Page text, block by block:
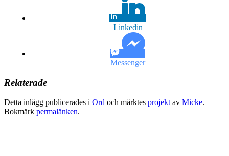
Linkedin
Messenger
Relaterade
Detta inlägg publicerades i Ord och märktes projekt av Micke.
Bokmärk permalänken.